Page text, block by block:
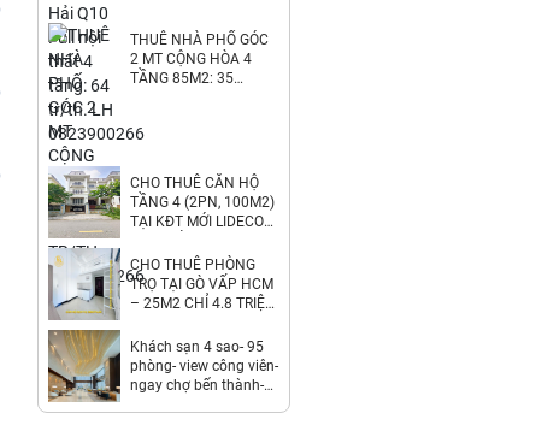
THUÊ NHÀ PHỐ GÓC
2 MT CỘNG HÒA 4
TẦNG 85M2: 35
CHO THUÊ CĂN HỘ
TẦNG 4 (2PN, 100M2)
TẠI KĐT MỚI LIDECO
6.8TR/TH.
LH:0971928881
CHO THUÊ PHÒNG
TRỌ TẠI GÒ VẤP HCM
– 25M2 CHỈ 4.8 TRIỆU
LH:0359203979.
Khách sạn 4 sao- 95
phòng- view công viên-
ngay chợ bến thành-